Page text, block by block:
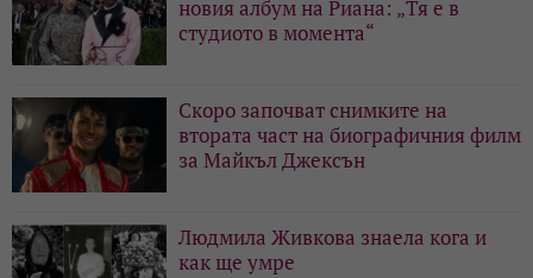
новия албум на Риана: „Тя е в
студиото в момента“
Скоро започват снимките на
втората част на биографичния филм
за Майкъл Джексън
Людмила Живкова знаела кога и
как ще умре